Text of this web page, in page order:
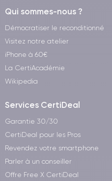
Qui sommes-nous ?
Démocratiser le reconditionné
Visitez notre atelier
iPhone à 60€
La CertiAcadémie
Wikipedia
Services CertiDeal
Garantie 30/30
CertiDeal pour les Pros
Revendez votre smartphone
Parler à un conseiller
Offre Free X CertiDeal